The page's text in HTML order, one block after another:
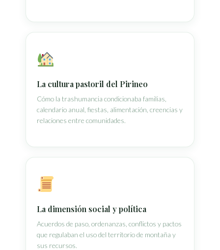
La cultura pastoril del Pirineo
Cómo la trashumancia condicionaba familias,
calendario anual, fiestas, alimentación, creencias y
relaciones entre comunidades.
La dimensión social y política
Acuerdos de paso, ordenanzas, conflictos y pactos
que regulaban el uso del territorio de montaña y
sus recursos.